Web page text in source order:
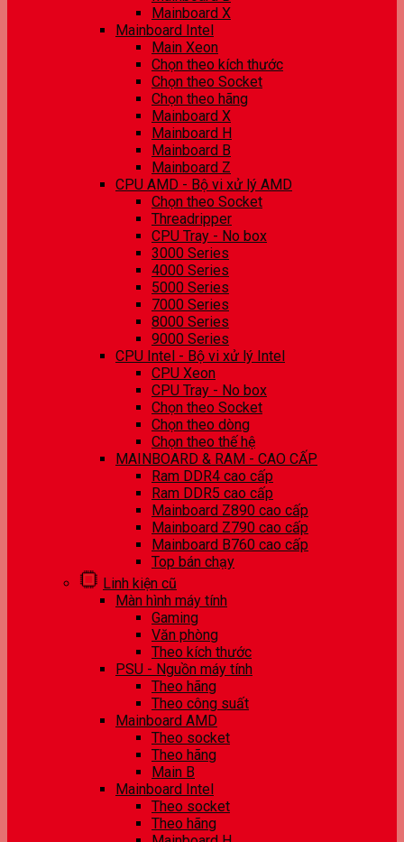
Mainboard X
Mainboard Intel
Main Xeon
Chọn theo kích thước
Chọn theo Socket
Chọn theo hãng
Mainboard X
Mainboard H
Mainboard B
Mainboard Z
CPU AMD - Bộ vi xử lý AMD
Chọn theo Socket
Threadripper
CPU Tray - No box
3000 Series
4000 Series
5000 Series
7000 Series
8000 Series
9000 Series
CPU Intel - Bộ vi xử lý Intel
CPU Xeon
CPU Tray - No box
Chọn theo Socket
Chọn theo dòng
Chọn theo thế hệ
MAINBOARD & RAM - CAO CẤP
Ram DDR4 cao cấp
Ram DDR5 cao cấp
Mainboard Z890 cao cấp
Mainboard Z790 cao cấp
Mainboard B760 cao cấp
Top bán chạy
Linh kiện cũ
Màn hình máy tính
Gaming
Văn phòng
Theo kích thước
PSU - Nguồn máy tính
Theo hãng
Theo công suất
Mainboard AMD
Theo socket
Theo hãng
Main B
Mainboard Intel
Theo socket
Theo hãng